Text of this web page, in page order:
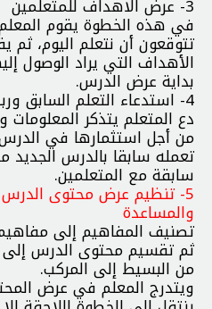
3- عرض الاهداف للمتعلمين
في هذه الخطوة يقوم
تتوقعون أن نتعلم اليوم، ثم
الأهداف التي يراد الوصول
بداية عرض الدرس.
4- استدعاء التعلم السابق وربطه بالتعلم اللاحق
دع المتعلم يتذكر المعلومات
من أجل استثمارها في الدرس
تعمله سابقا بالدرس
سابقة مع المتعلمين.
5- تنظيم عرض محتوى الدرس
والمساعدة
تصنيف المفاهيم إلى
ثم تقسيم محتوى الدرس
من البسيط إلى المركب.
ويتدرج المعلم في عرض